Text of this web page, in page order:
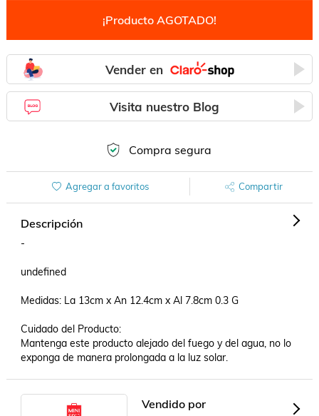
¡Producto AGOTADO!
Vender en
Visita nuestro Blog
Compra segura
Agregar a favoritos Compartir
Descripción
-
undefined
Medidas: La 13cm x An 12.4cm x Al 7.8cm 0.3 G
Cuidado del Producto:
Mantenga este producto alejado del fuego y del agua, no lo
exponga de manera prolongada a la luz solar.
Vendido por